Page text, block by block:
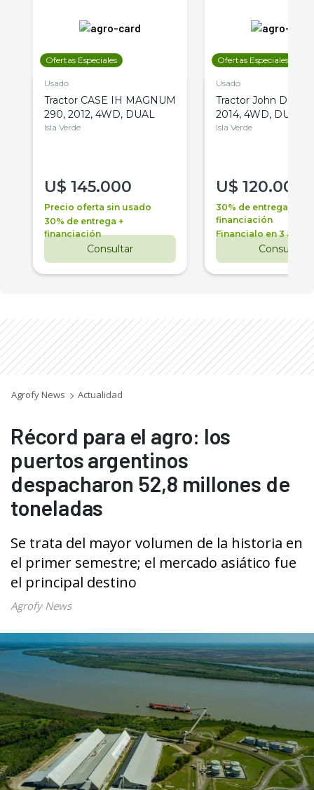
Ofertas Especiales
Usado
Tractor CASE IH MAGNUM
290, 2012, 4WD, DUAL
Isla Verde
U$ 145.000
Precio oferta sin usado
30% de entrega +
financiación
Consultar
Ofertas Especiales
Usado
Tractor John Deere
2014, 4WD, DUAL
Isla Verde
U$ 120.000
30% de entrega +
financiación
Financialo en 3 años
Consultar
Agrofy News Actualidad
Récord para el agro: los
puertos argentinos
despacharon 52,8 millones de
toneladas
Se trata del mayor volumen de la historia en
el primer semestre; el mercado asiático fue
el principal destino
Agrofy News